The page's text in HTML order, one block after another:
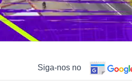
Siga-nos no